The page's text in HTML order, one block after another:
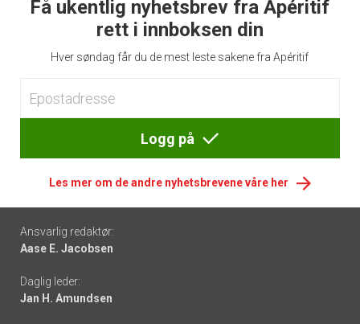
Få ukentlig nyhetsbrev fra Apéritif
rett i innboksen din
Hver søndag får du de mest leste sakene fra Apéritif
Logg på
Les mer om de andre nyhetsbrevene våre her
Footer
-
links
Ansvarlig redaktør:
Aase E. Jacobsen
Daglig leder:
Jan H. Amundsen